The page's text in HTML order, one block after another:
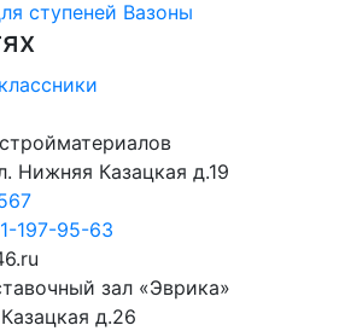
ступеней Вазоны
Нижняя Казацкая д.19
197-95-63
зал «Эврика»
д.26